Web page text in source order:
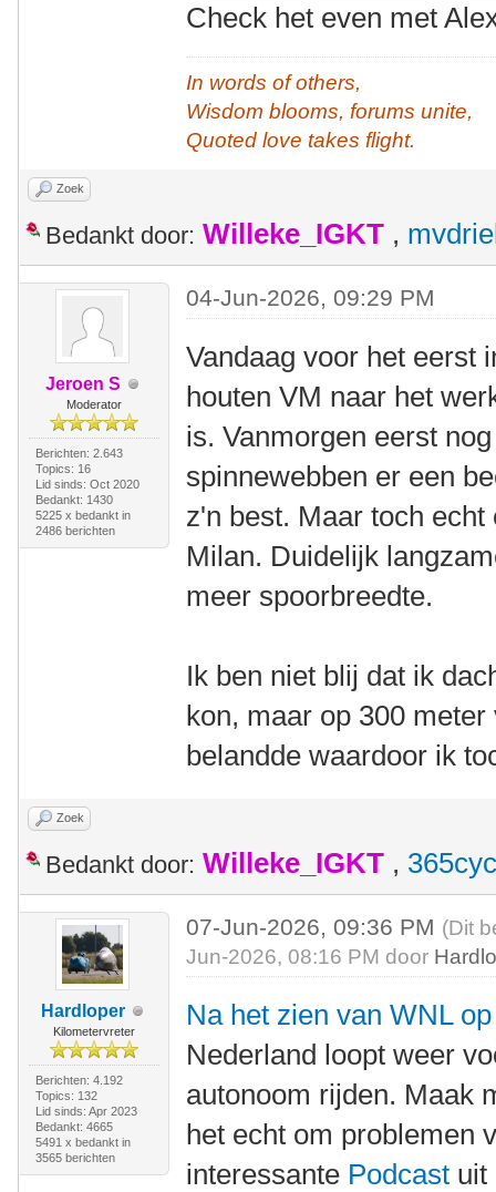
Check het even met
In words of others,
Wisdom blooms, forums unite,
Quoted love takes flight.
Zoek
Bedankt door: Willeke_IGKT ,
Jeroen S
Moderator
Berichten: 2.643
Topics: 16
Lid sinds: Oct 2020
Bedankt: 1430
5225 x bedankt in
2486 berichten
04-Jun-2026, 09:29 PM
Vandaag voor het eerst
houten VM naar het
is. Vanmorgen eerst
spinnewebben er een
z'n best. Maar toch
Milan. Duidelijk
meer spoorbreedte.
Ik ben niet blij dat ik
kon, maar op 300
belandde waardoor ik
Zoek
Bedankt door: Willeke_IGKT ,
Hardloper
Kilometervreter
Berichten: 4.192
Topics: 132
Lid sinds: Apr 2023
Bedankt: 4665
5491 x bedankt in
3565 berichten
07-Jun-2026, 09:36 PM (Dit
Jun-2026, 08:16 PM door
Na het zien van WNL
Nederland loopt weer
autonoom rijden. Maak
het echt om problemen
interessante Podcast uit